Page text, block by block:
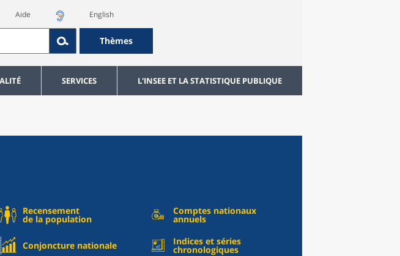
Aide English
Thèmes
SERVICES L'INSEE ET LA STATISTIQUE PUBLIQUE
Recensement
de la population
Comptes nationaux
annuels
Conjoncture nationale Indices et séries
chronologiques